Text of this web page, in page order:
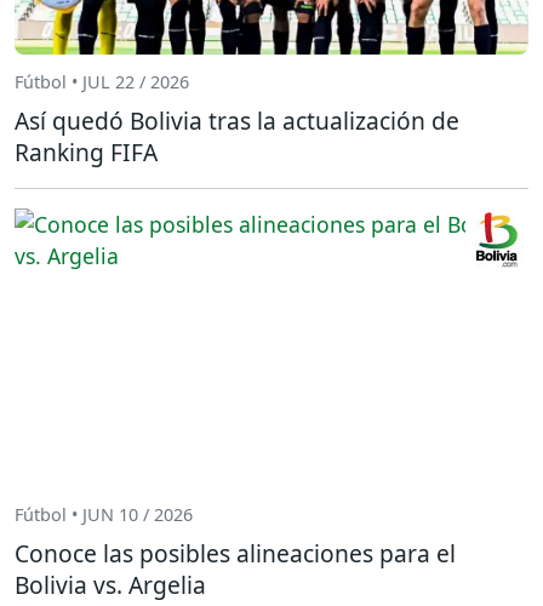
Fútbol • JUL 22 / 2026
Así quedó Bolivia tras la actualización de
Ranking FIFA
Fútbol • JUN 10 / 2026
Conoce las posibles alineaciones para el
Bolivia vs. Argelia